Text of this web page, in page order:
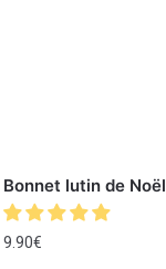
Bonnet lutin de Noël
9.90€